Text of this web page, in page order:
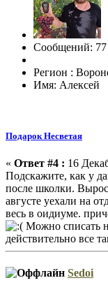
Сообщений: 77
Регион :
Имя: Алексей
Подарок Несветая
« Ответ #4 : 16
Подскажите, как у
после школки.
августе уехали на
весь в оидиуме.
Можно списать
действительно все
Sedoi